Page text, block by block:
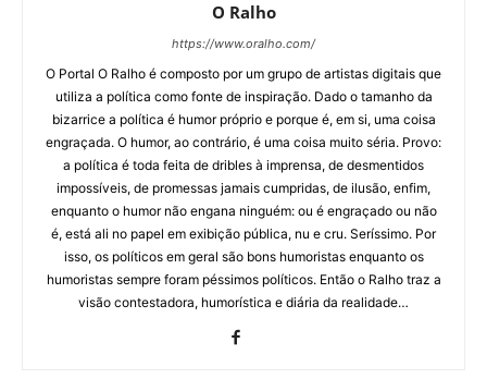
O Ralho
https://www.oralho.com/
O Portal O Ralho é composto por um grupo de artistas digitais que
utiliza a política como fonte de inspiração. Dado o tamanho da
bizarrice a política é humor próprio e porque é, em si, uma coisa
engraçada. O humor, ao contrário, é uma coisa muito séria. Provo:
a política é toda feita de dribles à imprensa, de desmentidos
impossíveis, de promessas jamais cumpridas, de ilusão, enfim,
enquanto o humor não engana ninguém: ou é engraçado ou não
é, está ali no papel em exibição pública, nu e cru. Seríssimo. Por
isso, os políticos em geral são bons humoristas enquanto os
humoristas sempre foram péssimos políticos. Então o Ralho traz a
visão contestadora, humorística e diária da realidade…